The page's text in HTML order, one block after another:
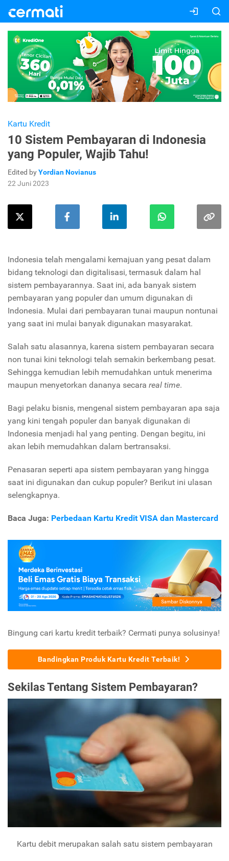
Kartu Kredit
10 Sistem Pembayaran di Indonesia
yang Populer, Wajib Tahu!
Edited byYordian Novianus
22 Juni 2023
Indonesia telah mengalami kemajuan yang pesat dalam
bidang teknologi dan digitalisasi, termasuk dalam hal
sistem pembayarannya. Saat ini, ada banyak sistem
pembayaran yang populer dan umum digunakan di
Indonesia. Mulai dari pembayaran tunai maupun nontunai
yang saat ini mulai banyak digunakan masyarakat.
Salah satu alasannya, karena sistem pembayaran secara
non tunai kini teknologi telah semakin berkembang pesat.
Sehingga kemudian lebih memudahkan untuk menerima
maupun menyetorkan dananya secara real time.
Bagi pelaku bisnis, mengenal sistem pembayaran apa saja
yang kini tengah populer dan banyak digunakan di
Indonesia menjadi hal yang penting. Dengan begitu, ini
akan lebih memudahkan dalam bertransaksi.
Penasaran seperti apa sistem pembayaran yang hingga
saat ini digunakan dan cukup populer? Berikut ini ulasan
selengkapnya.
Baca Juga: Perbedaan Kartu Kredit VISA dan Mastercard
Bingung cari kartu kredit terbaik? Cermati punya solusinya!
Bandingkan Produk Kartu Kredit Terbaik!
Sekilas Tentang Sistem Pembayaran?
Kartu debit merupakan salah satu sistem pembayaran